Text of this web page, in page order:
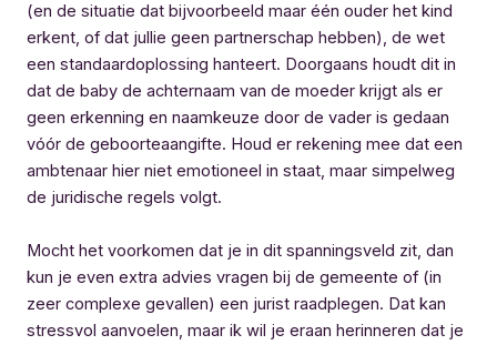
(en de situatie dat bijvoorbeeld maar één ouder het kind
erkent, of dat jullie geen partnerschap hebben), de wet
een standaardoplossing hanteert. Doorgaans houdt dit in
dat de baby de achternaam van de moeder krijgt als er
geen erkenning en naamkeuze door de vader is gedaan
vóór de geboorteaangifte. Houd er rekening mee dat een
ambtenaar hier niet emotioneel in staat, maar simpelweg
de juridische regels volgt.
Mocht het voorkomen dat je in dit spanningsveld zit, dan
kun je even extra advies vragen bij de gemeente of (in
zeer complexe gevallen) een jurist raadplegen. Dat kan
stressvol aanvoelen, maar ik wil je eraan herinneren dat je